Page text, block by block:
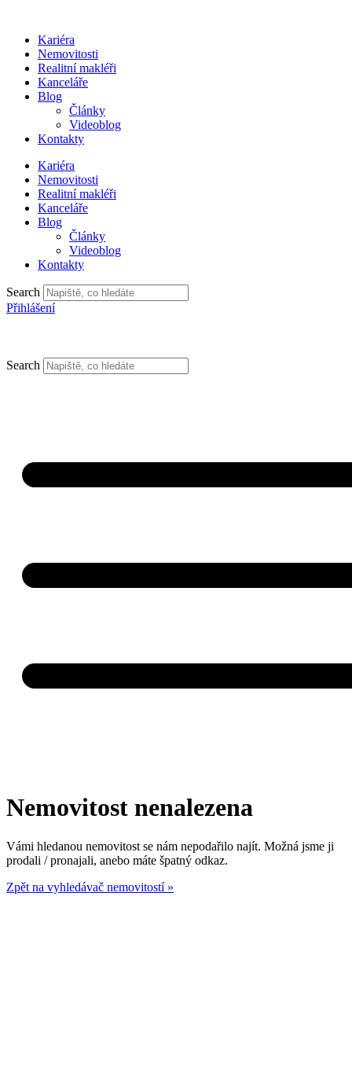
obsahuKariéra
Nemovitosti
Realitní makléři
Kanceláře
Blog
Články
Videoblog
Kontakty
Kariéra
Nemovitosti
Realitní makléři
Kanceláře
Blog
Články
Videoblog
Kontakty
Search
Přihlášení
Search
Nemovitost nenalezena
Vámi hledanou nemovitost se nám nepodařilo najít. Možná jsme ji
prodali / pronajali, anebo máte špatný odkaz.
Zpět na vyhledávač nemovitostí »